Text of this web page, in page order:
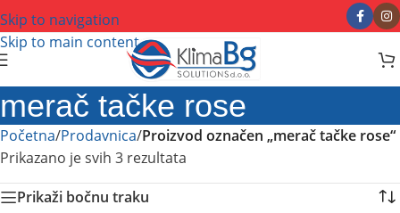
Skip to navigation
Skip to main content
merač tačke rose
Početna/Prodavnica/Proizvod označen „merač tačke rose“
Prikazano je svih 3 rezultata
Prikaži bočnu traku